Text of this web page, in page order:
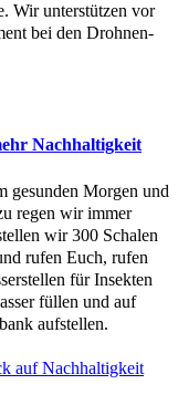
Wir unterstützen vor
bei den Drohnen-
Nachhaltigkeit
gesunden Morgen und
regen wir immer
wir 300 Schalen
rufen Euch, rufen
für Insekten
füllen und auf
aufstellen.